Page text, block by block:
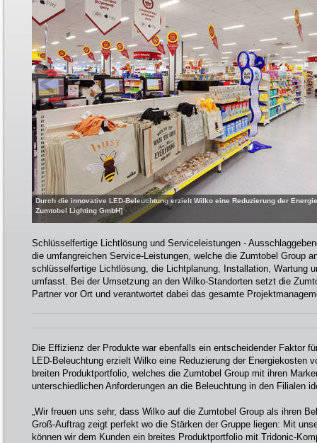
Durch die innovative LED-Beleuchtung erzielt Wilko eine Reduzierung der
Zumtobel Lighting GmbH]
Schlüsselfertige Lichtlösung und Serviceleistungen -
die umfangreichen Service-Leistungen, welche die Zumtobel Group
schlüsselfertige Lichtlösung, die Lichtplanung, Installation, Wartung
umfasst. Bei der Umsetzung an den Wilko-Standorten setzt die
Partner vor Ort und verantwortet dabei das gesamte
Die Effizienz der Produkte war ebenfalls ein entscheidender Faktor
LED-Beleuchtung erzielt Wilko eine Reduzierung der Energiekosten
breiten Produktportfolio, welches die Zumtobel Group mit ihren
unterschiedlichen Anforderungen an die Beleuchtung in den Filialen
„Wir freuen uns sehr, dass Wilko auf die Zumtobel Group als ihren
Groß-Auftrag zeigt perfekt wo die Stärken der Gruppe liegen: Mit
können wir dem Kunden ein breites Produktportfolio mit Tridonic-